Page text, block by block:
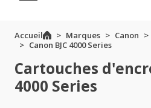
Accueil Marques Canon
Canon BJC 4000 Series
Cartouches
4000 Series